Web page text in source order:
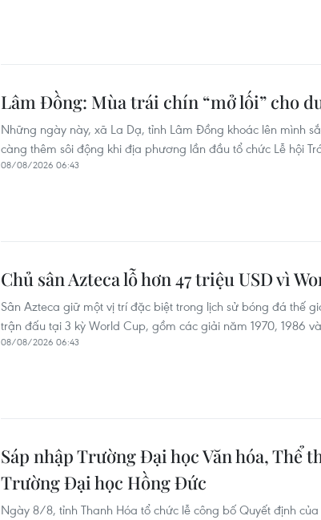
Lâm Đồng: Mùa trái chín “mở lối” cho
Những ngày này, xã La Dạ, tỉnh Lâm Đồng khoác lên mình
càng thêm sôi động khi địa phương lần đầu tổ chức Lễ hội
08/08/2026 06:43
Chủ sân Azteca lỗ hơn 47 triệu USD vì
Sân Azteca giữ một vị trí đặc biệt trong lịch sử bóng đá thế
trận đấu tại 3 kỳ World Cup, gồm các giải năm 1970, 1986
08/08/2026 06:43
Sáp nhập Trường Đại học Văn hóa, Thể
Trường Đại học Hồng Đức
Ngày 8/8, tỉnh Thanh Hóa tổ chức lễ công bố Quyết định